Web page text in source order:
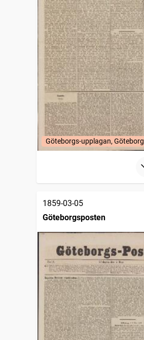
Göteborgs-upplagan, Göteborg
1859-03-05
Göteborgsposten